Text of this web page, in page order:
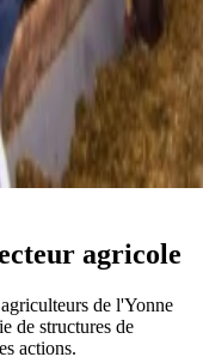
agricole
de l'Yonne
de structures de
actions.